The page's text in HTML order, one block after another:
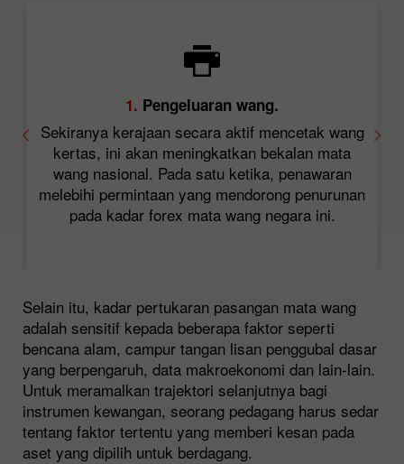
1. Pengeluaran wang.
Sekiranya kerajaan secara aktif mencetak wang
kertas, ini akan meningkatkan bekalan mata
wang nasional. Pada satu ketika, penawaran
melebihi permintaan yang mendorong penurunan
pada kadar forex mata wang negara ini.
Selain itu, kadar pertukaran pasangan mata wang
adalah sensitif kepada beberapa faktor seperti
bencana alam, campur tangan lisan penggubal dasar
yang berpengaruh, data makroekonomi dan lain-lain.
Untuk meramalkan trajektori selanjutnya bagi
instrumen kewangan, seorang pedagang harus sedar
tentang faktor tertentu yang memberi kesan pada
aset yang dipilih untuk berdagang.